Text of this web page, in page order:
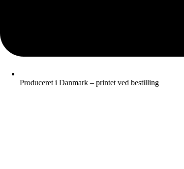
Produceret i Danmark – printet ved bestilling